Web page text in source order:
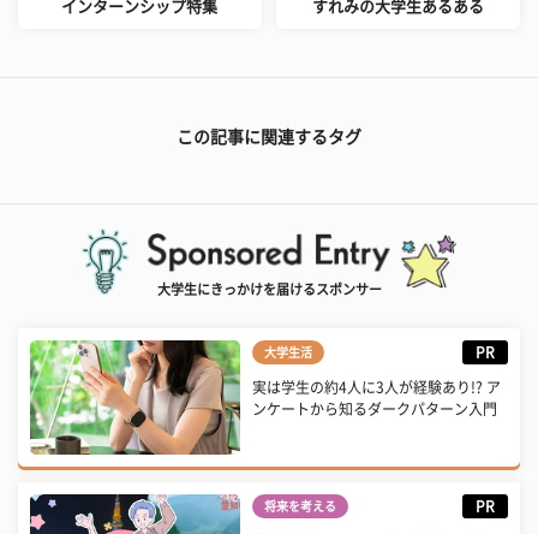
インターンシップ特集 すれみの大学生あるある
この記事に関連するタグ
大学生にきっかけを届けるスポンサー
大学生活 PR
実は学生の約4人に3人が経験あり!? ア
ンケートから知るダークパターン入門
将来を考える PR